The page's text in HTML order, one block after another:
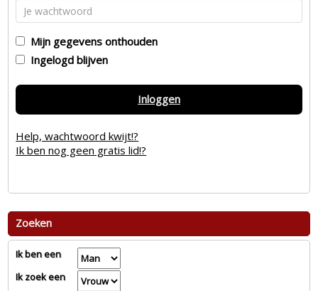
Mijn gegevens onthouden
Ingelogd blijven
Inloggen
Help, wachtwoord kwijt!?
Ik ben nog geen gratis lid!?
Zoeken
Ik ben een
Ik zoek een